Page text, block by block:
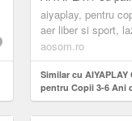
confortabile,
imaginația și
aiyaplay, pentru
aer liber si sport,
aosom.ro
Similar cu
pentru Copii 3-6 Ani
Șezut în Colțuri,
Albastru | Aosom